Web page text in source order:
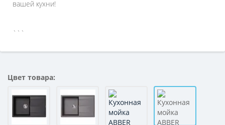
вашей кухни!
```
Цвет товара: